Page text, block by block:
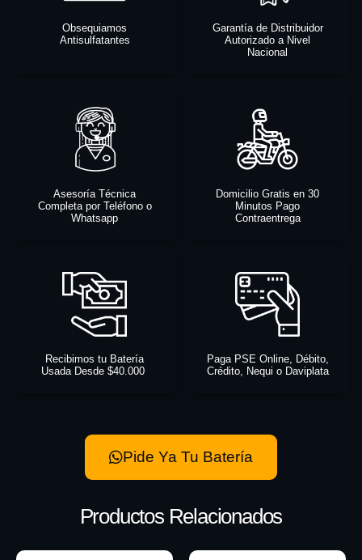
Obsequiamos
Antisulfatantes
Garantía de Distribuidor
Autorizado a Nivel
Nacional
Asesoría Técnica
Completa por Teléfono o
Whatsapp
Domicilio Gratis en 30
Minutos Pago
Contraentrega
Recibimos tu Batería
Usada Desde $40.000
Paga PSE Online, Débito,
Crédito, Nequi o Daviplata
Pide Ya Tu Batería
Productos Relacionados